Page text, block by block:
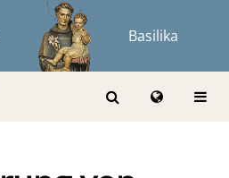
Basilika